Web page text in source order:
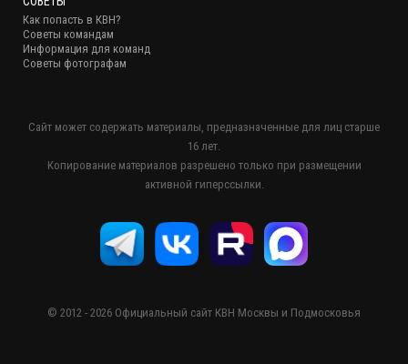
Как попасть в КВН?
Советы командам
Информация для команд
Советы фотографам
Сайт может содержать материалы, предназначенные для лиц старше
16 лет.
Копирование материалов разрешено только при размещении
активной гиперссылки.
© 2012 - 2026 Официальный сайт КВН Москвы и Подмосковья